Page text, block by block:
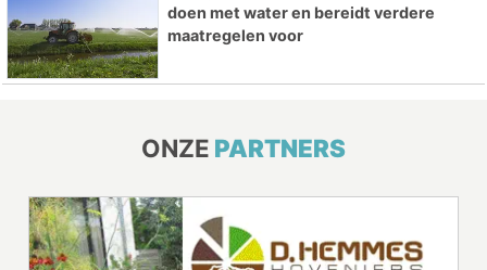
doen met water en bereidt verdere
maatregelen voor
ONZE PARTNERS